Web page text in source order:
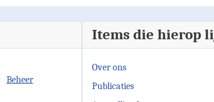
Beheer
Items die hierop
Over ons
Publicaties